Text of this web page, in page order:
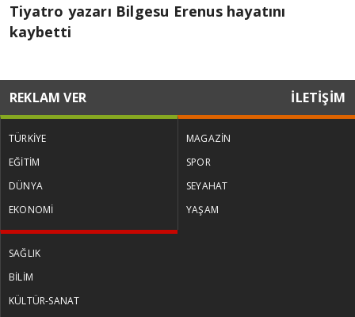
Tiyatro yazarı Bilgesu Erenus hayatını
kaybetti
REKLAM VER İLETİŞİM
TÜRKİYE
EĞİTİM
DÜNYA
EKONOMİ
MAGAZİN
SPOR
SEYAHAT
YAŞAM
SAĞLIK
BİLİM
KÜLTÜR-SANAT